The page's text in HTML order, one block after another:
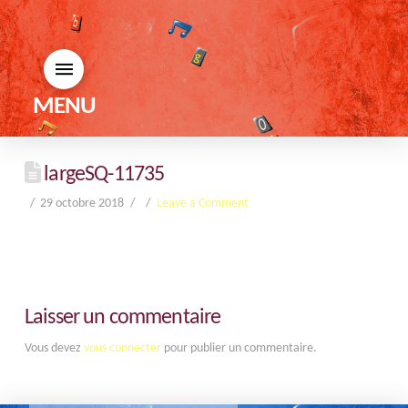
MENU
largeSQ-11735
29 octobre 2018 Leave a Comment
Laisser un commentaire
Vous devez vous connecterpour publier un commentaire.